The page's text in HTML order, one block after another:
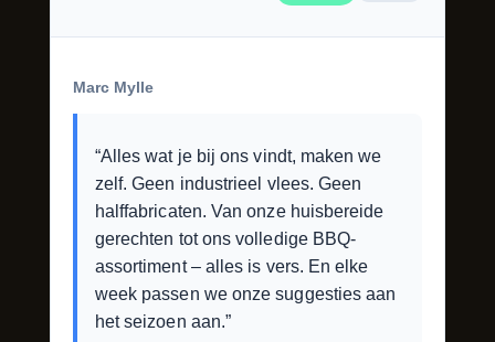
Marc Mylle
“Alles wat je bij ons vindt, maken we
zelf. Geen industrieel vlees. Geen
halffabricaten. Van onze huisbereide
gerechten tot ons volledige BBQ-
assortiment – alles is vers. En elke
week passen we onze suggesties aan
het seizoen aan.”